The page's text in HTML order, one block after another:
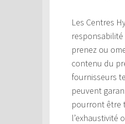
Les Centres
prenez ou
contenu du
fournisseurs
peuvent
pourront être
l’exhaustivité